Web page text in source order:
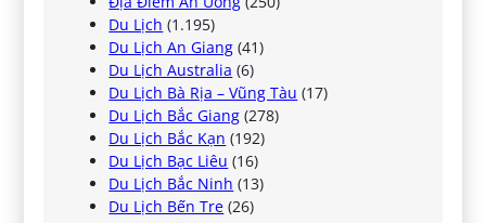
Du Lịch (1.195)
Du Lịch An Giang (41)
Du Lịch Australia (6)
Du Lịch Bà Rịa – Vũng Tàu (17)
Du Lịch Bắc Giang (278)
Du Lịch Bắc Kạn (192)
Du Lịch Bạc Liêu (16)
Du Lịch Bắc Ninh (13)
Du Lịch Bến Tre (26)